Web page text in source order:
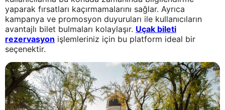
yaparak fırsatları kaçırmamalarını sağlar. Ayrıca
kampanya ve promosyon duyuruları ile kullanıcıların
avantajlı bilet bulmaları kolaylaşır. Uçak bileti
rezervasyon işlemleriniz için bu platform ideal bir
seçenektir.